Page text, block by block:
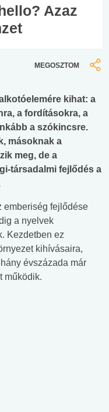
Azaz
MEGOSZTOM
kihat: a
a fordításokra, a
a szókincsre.
másoknak a
meg, de a
társadalmi fejlődés a
emberiség fejlődése
a nyelvek
Kezdetben ez
kihívásaira,
évszázada már
működik.